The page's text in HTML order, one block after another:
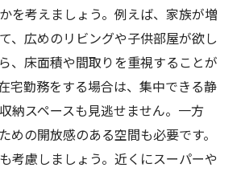
を考えましょう。例えば、家族が増
、広めのリビングや子供部屋が欲し
、床面積や間取りを重視することが
宅勤務をする場合は、集中できる静
納スペースも見逃せません。一方
めの開放感のある空間も必要です。
考慮しましょう。近くにスーパーや